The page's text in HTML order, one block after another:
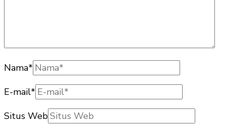
Nama*
E-mail*
Situs Web